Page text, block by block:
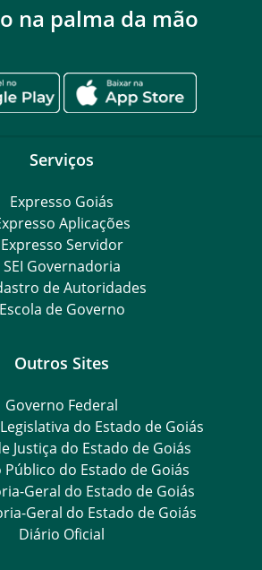
na palma da mão
Serviços
Expresso Goiás
Aplicações
Expresso Servidor
SEI Governadoria
de Autoridades
Escola de Governo
Outros Sites
Governo Federal
do Estado de Goiás
Justiça do Estado de Goiás
do Estado de Goiás
Geral do Estado de Goiás
Geral do Estado de Goiás
Diário Oficial